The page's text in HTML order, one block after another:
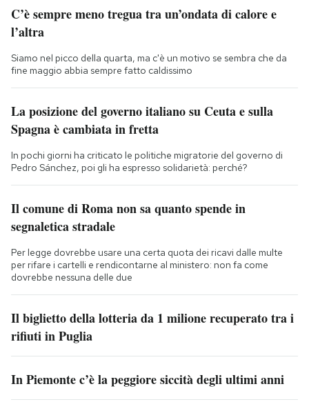
C’è sempre meno tregua tra un’ondata di calore e
l’altra
Siamo nel picco della quarta, ma c'è un motivo se sembra che da
fine maggio abbia sempre fatto caldissimo
La posizione del governo italiano su Ceuta e sulla
Spagna è cambiata in fretta
In pochi giorni ha criticato le politiche migratorie del governo di
Pedro Sánchez, poi gli ha espresso solidarietà: perché?
Il comune di Roma non sa quanto spende in
segnaletica stradale
Per legge dovrebbe usare una certa quota dei ricavi dalle multe
per rifare i cartelli e rendicontarne al ministero: non fa come
dovrebbe nessuna delle due
Il biglietto della lotteria da 1 milione recuperato tra i
rifiuti in Puglia
In Piemonte c’è la peggiore siccità degli ultimi anni